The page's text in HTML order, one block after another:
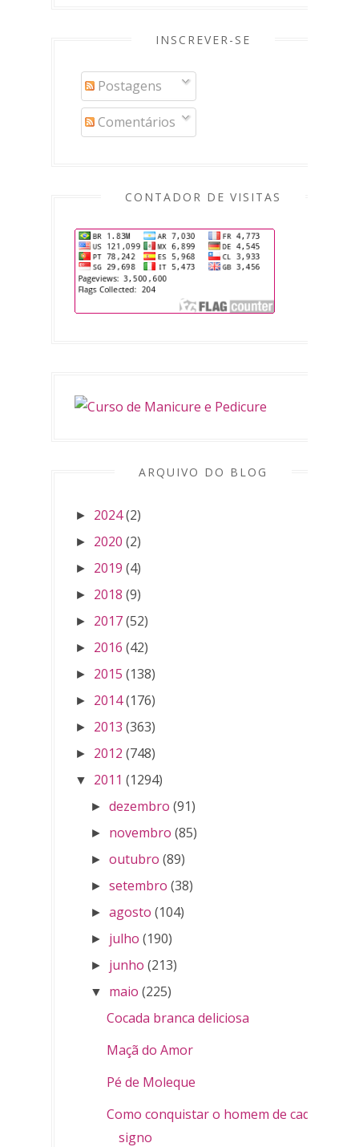
INSCREVER-SE
Postagens
Comentários
CONTADOR DE VISITAS
ARQUIVO DO BLOG
► 2024(2)
► 2020 (2)
► 2019 (4)
► 2018 (9)
► 2017(52)
► 2016 (42)
► 2015 (138)
► 2014(176)
► 2013 (363)
► 2012 (748)
▼ 2011 (1294)
►dezembro (91)
► novembro (85)
►outubro (89)
►setembro (38)
►agosto (104)
► julho (190)
► junho (213)
▼ maio (225)
Cocada branca deliciosa
Maçã do Amor
Pé de Moleque
Como conquistar o homem de cada
signo